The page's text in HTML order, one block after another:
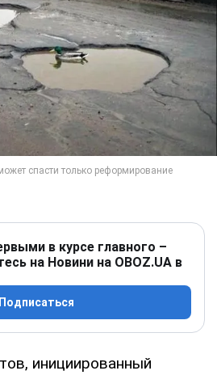
в курсе главного –
на Новини на OBOZ.UA в
Подписаться
инициированный